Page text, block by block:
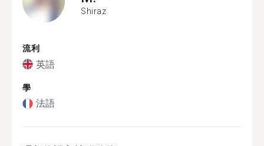
Shiraz
流利
英語
學
法語